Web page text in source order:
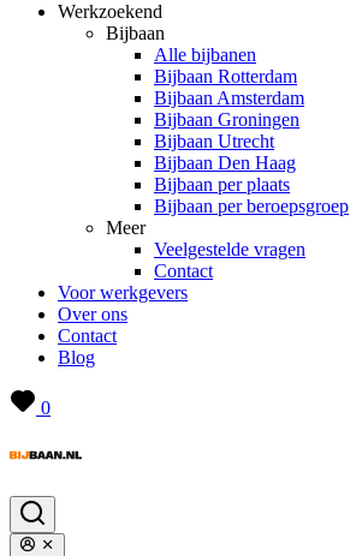
Werkzoekend
Bijbaan
Alle bijbanen
Bijbaan Rotterdam
Bijbaan Amsterdam
Bijbaan Groningen
Bijbaan Utrecht
Bijbaan Den Haag
Bijbaan per plaats
Bijbaan per beroepsgroep
Meer
Veelgestelde vragen
Contact
Voor werkgevers
Over ons
Contact
Blog
0